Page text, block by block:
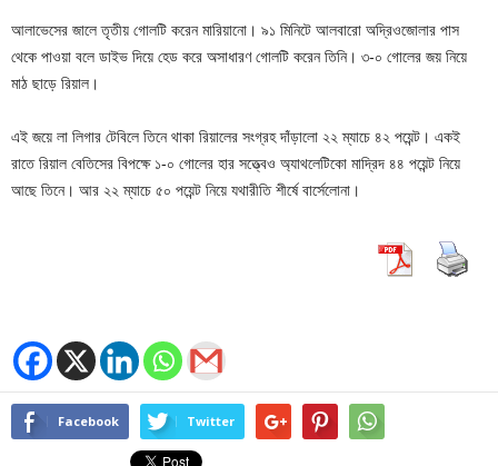
আলাভেসের জালে তৃতীয় গোলটি করেন মারিয়ানো। ৯১ মিনিটে আলবারো অদ্রিওজোলার পাস
থেকে পাওয়া বলে ডাইভ দিয়ে হেড করে অসাধারণ গোলটি করেন তিনি। ৩-০ গোলের জয় নিয়ে
মাঠ ছাড়ে রিয়াল।
এই জয়ে লা লিগার টেবিলে তিনে থাকা রিয়ালের সংগ্রহ দাঁড়ালো ২২ ম্যাচে ৪২ পয়েন্ট। একই
রাতে রিয়াল বেতিসের বিপক্ষে ১-০ গোলের হার সত্ত্বেও অ্যাথলেটিকো মাদ্রিদ ৪৪ পয়েন্ট নিয়ে
আছে তিনে। আর ২২ ম্যাচে ৫০ পয়েন্ট নিয়ে যথারীতি শীর্ষে বার্সেলোনা।
Facebook Twitter